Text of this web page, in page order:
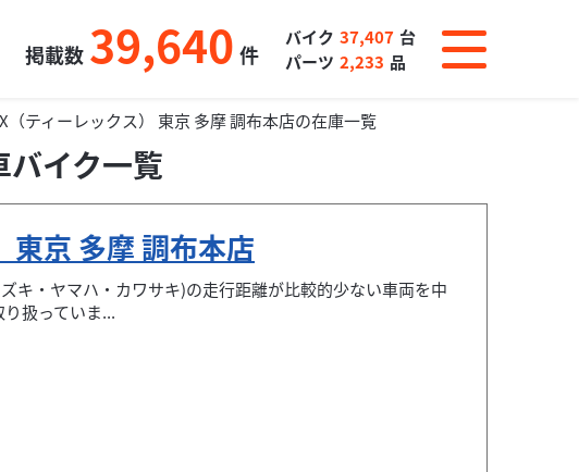
掲載数 39,640 件
バイク 37,407 台
パーツ 2,233 品
（ティーレックス） 東京 多摩 調布本店の在庫一覧
バイク一覧
東京 多摩 調布本店
キ・ヤマハ・カワサキ)の走行距離が比較的少ない車両を中
扱っていま...